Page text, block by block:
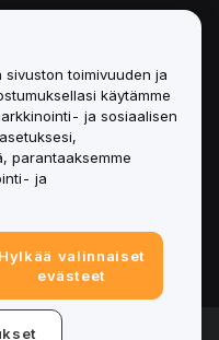
toimivuuden ja
käytämme
ja sosiaalisen
parantaaksemme
ja
Hylkää valinnaiset
evästeet